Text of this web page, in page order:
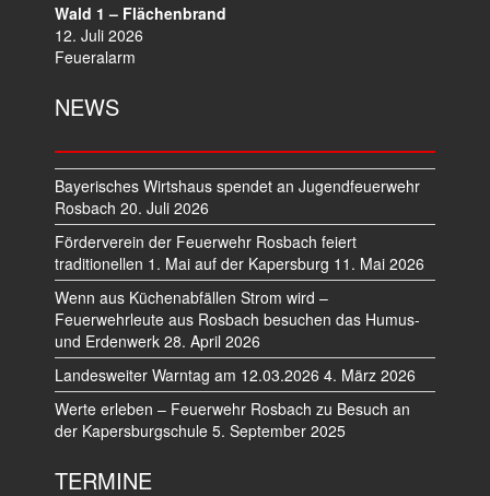
Wald 1 – Flächenbrand
12. Juli 2026
Feueralarm
NEWS
Bayerisches Wirtshaus spendet an Jugendfeuerwehr
Rosbach 20. Juli 2026
Förderverein der Feuerwehr Rosbach feiert
traditionellen 1. Mai auf der Kapersburg 11. Mai 2026
Wenn aus Küchenabfällen Strom wird –
Feuerwehrleute aus Rosbach besuchen das Humus-
und Erdenwerk 28. April 2026
Landesweiter Warntag am 12.03.2026 4. März 2026
Werte erleben – Feuerwehr Rosbach zu Besuch an
der Kapersburgschule 5. September 2025
TERMINE